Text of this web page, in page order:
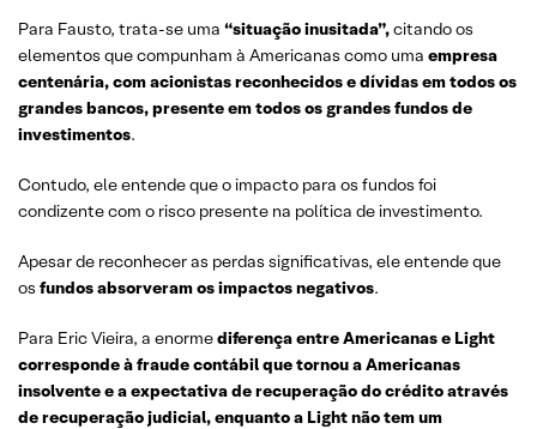
Para Fausto, trata-se uma “situação inusitada”,citando os
elementos que compunham à Americanas como uma empresa
centenária, com acionistas reconhecidos e dívidas em todos os
grandes bancos, presente em todos os grandes fundos de
investimentos.
Contudo, ele entende que o impacto para os fundos foi
condizente com o risco presente na política de investimento.
Apesar de reconhecer as perdas significativas, ele entende que
os fundos absorveram os impactos negativos.
Para Eric Vieira, a enormediferença entre Americanas e Light
corresponde à fraude contábil que tornou a Americanas
insolvente e a expectativa de recuperação do crédito através
de recuperação judicial, enquanto a Light não tem um